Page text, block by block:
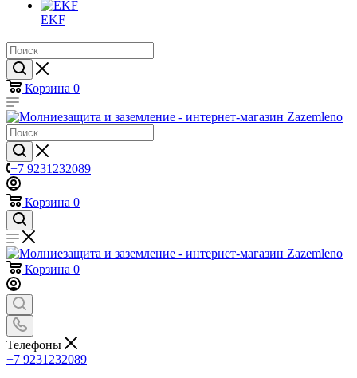
EKF
Корзина 0
+7 9231232089
Корзина 0
Корзина 0
Телефоны
+7 9231232089